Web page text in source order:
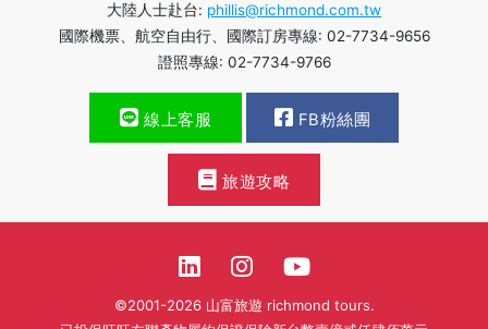
大陸人士赴台: phillis@richmond.com.tw
國際機票、航空自由行、國際訂房專線: 02-7734-9656
證照專線: 02-7734-9766
線上客服 FB粉絲團
旅遊攻略
©2001-2026 山富旅遊 richmond tours.